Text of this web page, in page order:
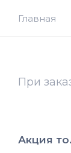
Главная
При
Акция